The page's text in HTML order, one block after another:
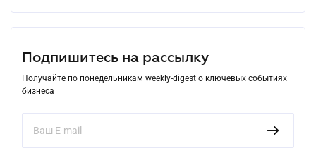
Подпишитесь на рассылку
Получайте по понедельникам weekly-digest о ключевых событиях
бизнеса